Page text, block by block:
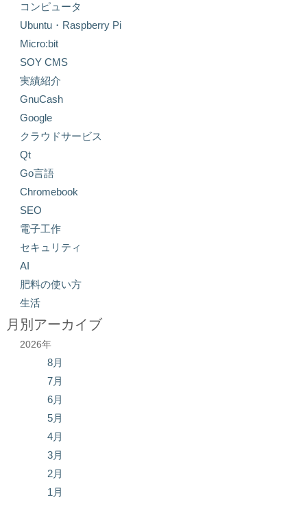
コンピュータ
Ubuntu・Raspberry Pi
Micro:bit
SOY CMS
実績紹介
GnuCash
Google
クラウドサービス
Qt
Go言語
Chromebook
SEO
電子工作
セキュリティ
AI
肥料の使い方
生活
月別アーカイブ
2026年
8月
7月
6月
5月
4月
3月
2月
1月